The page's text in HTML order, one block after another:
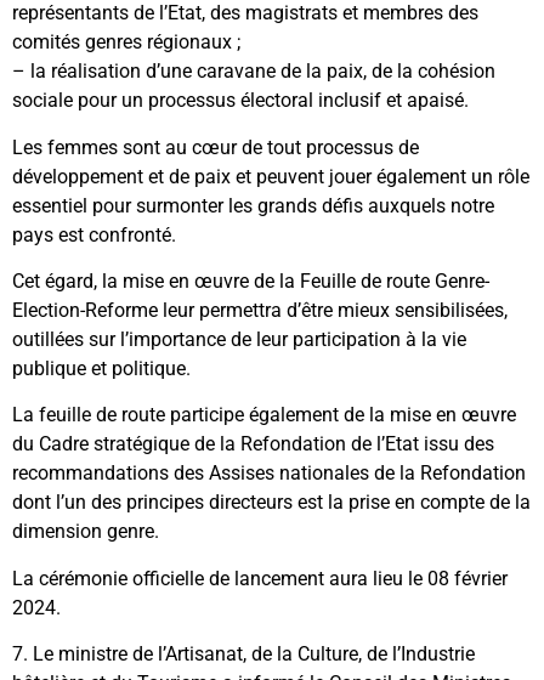
représentants de l’Etat, des magistrats et membres des
comités genres régionaux ;
– la réalisation d’une caravane de la paix, de la cohésion
sociale pour un processus électoral inclusif et apaisé.
Les femmes sont au cœur de tout processus de
développement et de paix et peuvent jouer également un rôle
essentiel pour surmonter les grands défis auxquels notre
pays est confronté.
Cet égard, la mise en œuvre de la Feuille de route Genre-
Election-Reforme leur permettra d’être mieux sensibilisées,
outillées sur l’importance de leur participation à la vie
publique et politique.
La feuille de route participe également de la mise en œuvre
du Cadre stratégique de la Refondation de l’Etat issu des
recommandations des Assises nationales de la Refondation
dont l’un des principes directeurs est la prise en compte de la
dimension genre.
La cérémonie officielle de lancement aura lieu le 08 février
2024.
7. Le ministre de l’Artisanat, de la Culture, de l’Industrie